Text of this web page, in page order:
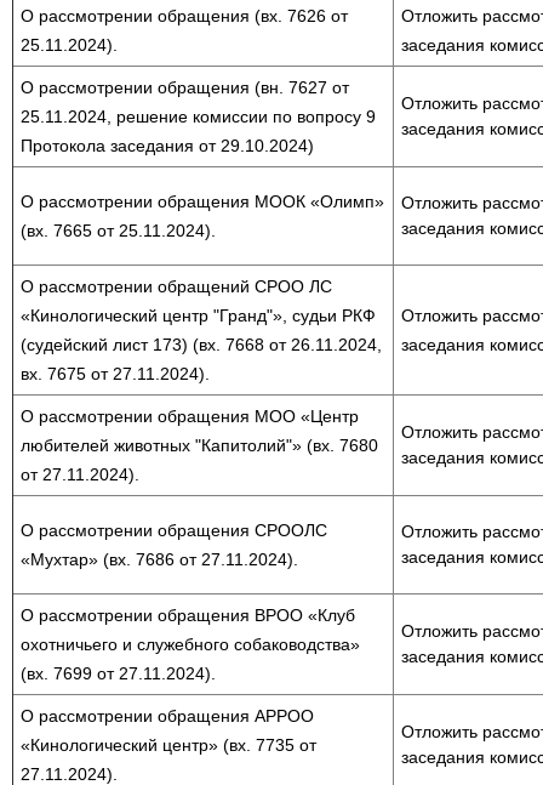
О рассмотрении обращения (вх. 7626 от
25.11.2024).
Отложить
заседания
О рассмотрении обращения (вн. 7627 от
25.11.2024, решение комиссии по вопросу 9
Протокола заседания от 29.10.2024)
Отложить
заседания
О рассмотрении обращения МООК «Олимп»
(вх. 7665 от 25.11.2024).
Отложить
заседания
О рассмотрении обращений СРОО ЛС
«Кинологический центр "Гранд"», судьи РКФ
(судейский лист 173) (вх. 7668 от 26.11.2024,
вх. 7675 от 27.11.2024).
Отложить
заседания
О рассмотрении обращения МОО «Центр
любителей животных "Капитолий"» (вх. 7680
от 27.11.2024).
Отложить
заседания
О рассмотрении обращения СРООЛС
«Мухтар» (вх. 7686 от 27.11.2024).
Отложить
заседания
О рассмотрении обращения ВРОО «Клуб
охотничьего и служебного собаководства»
(вх. 7699 от 27.11.2024).
Отложить
заседания
О рассмотрении обращения АРРОО
«Кинологический центр» (вх. 7735 от
27.11.2024).
Отложить
заседания